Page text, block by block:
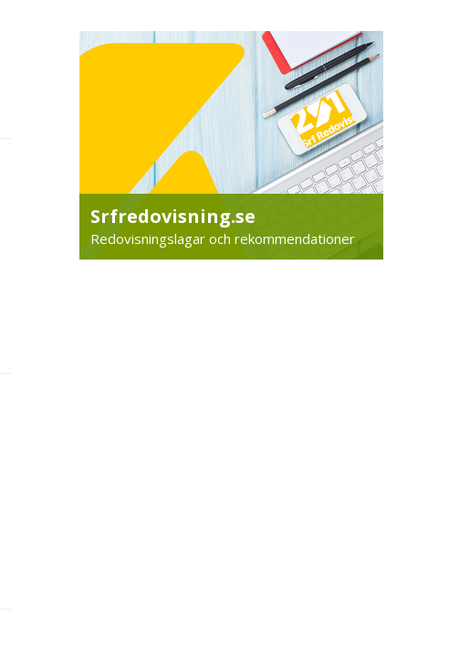
Srfredovisning.se
Redovisningslagar och rekommendationer